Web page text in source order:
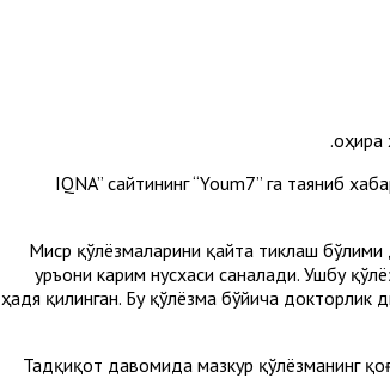
“IQNA” сайтининг “Youm7” га таяниб
Миср қўлёзмаларини қайта тиклаш
Қуръони карим нусхаси саналади. Ушбу
ҳадя қилинган. Бу қўлёзма бўйича докторлик
Тадқиқот давомида мазкур қўлёзманинг